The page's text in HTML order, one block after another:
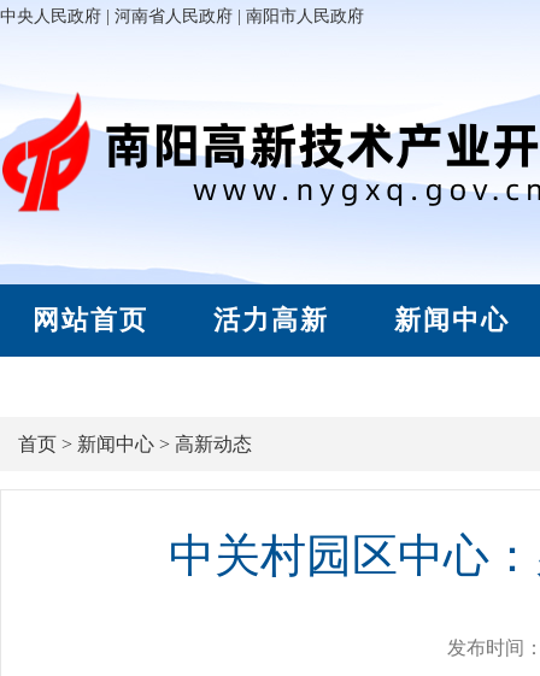
中央人民政府 河南省人民政府 南阳市人民政府
网站首页 活力高新 新闻中心
首页 > 新闻中心 > 高新动态
中关村园区中心
发布时间